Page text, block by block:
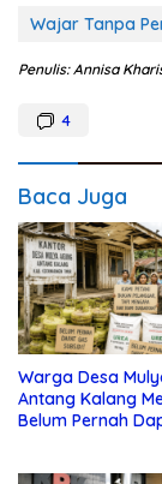
Wajar Tanpa
Penulis: Annisa
4
Baca Juga
Warga Desa
Antang Kalang
Belum Pernah